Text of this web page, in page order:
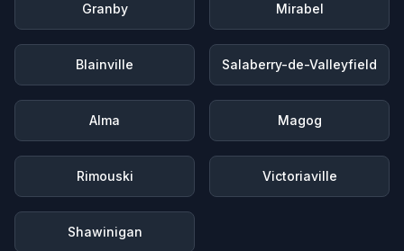
Granby Mirabel
Blainville Salaberry-de-Valleyfield
Alma Magog
Rimouski Victoriaville
Shawinigan